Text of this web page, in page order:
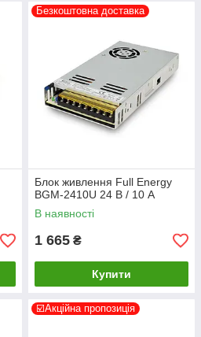
Безкоштовна доставка
Блок живлення Full Energy
BGM-2410U 24 В / 10 А
В наявності
1 665 ₴
Купити
☑️Акційна пропозиція